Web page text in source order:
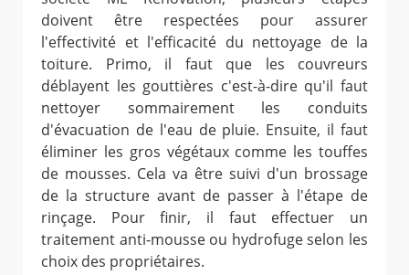
doivent être respectées pour assurer
l'effectivité et l'efficacité du nettoyage de la
toiture. Primo, il faut que les couvreurs
déblayent les gouttières c'est-à-dire qu'il faut
nettoyer sommairement les conduits
d'évacuation de l'eau de pluie. Ensuite, il faut
éliminer les gros végétaux comme les touffes
de mousses. Cela va être suivi d'un brossage
de la structure avant de passer à l'étape de
rinçage. Pour finir, il faut effectuer un
traitement anti-mousse ou hydrofuge selon les
choix des propriétaires.